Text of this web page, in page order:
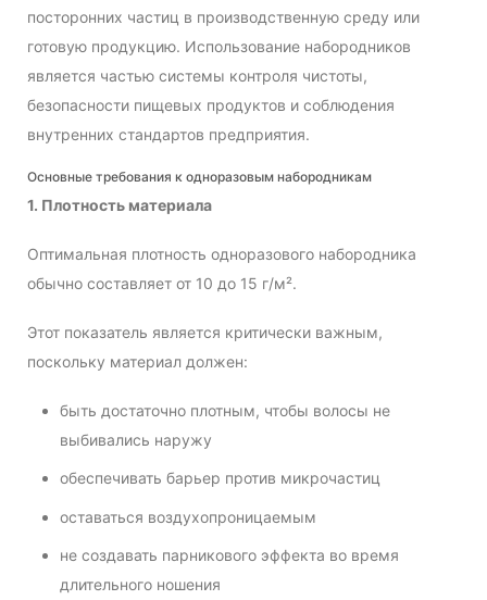
посторонних частиц в производственную среду или
готовую продукцию. Использование набородников
является частью системы контроля чистоты,
безопасности пищевых продуктов и соблюдения
внутренних стандартов предприятия.
Основные требования к одноразовым набородникам
1. Плотность материала
Оптимальная плотность одноразового набородника
обычно составляет от 10 до 15 г/м².
Этот показатель является критически важным,
поскольку материал должен:
быть достаточно плотным, чтобы волосы не
выбивались наружу
обеспечивать барьер против микрочастиц
оставаться воздухопроницаемым
не создавать парникового эффекта во время
длительного ношения